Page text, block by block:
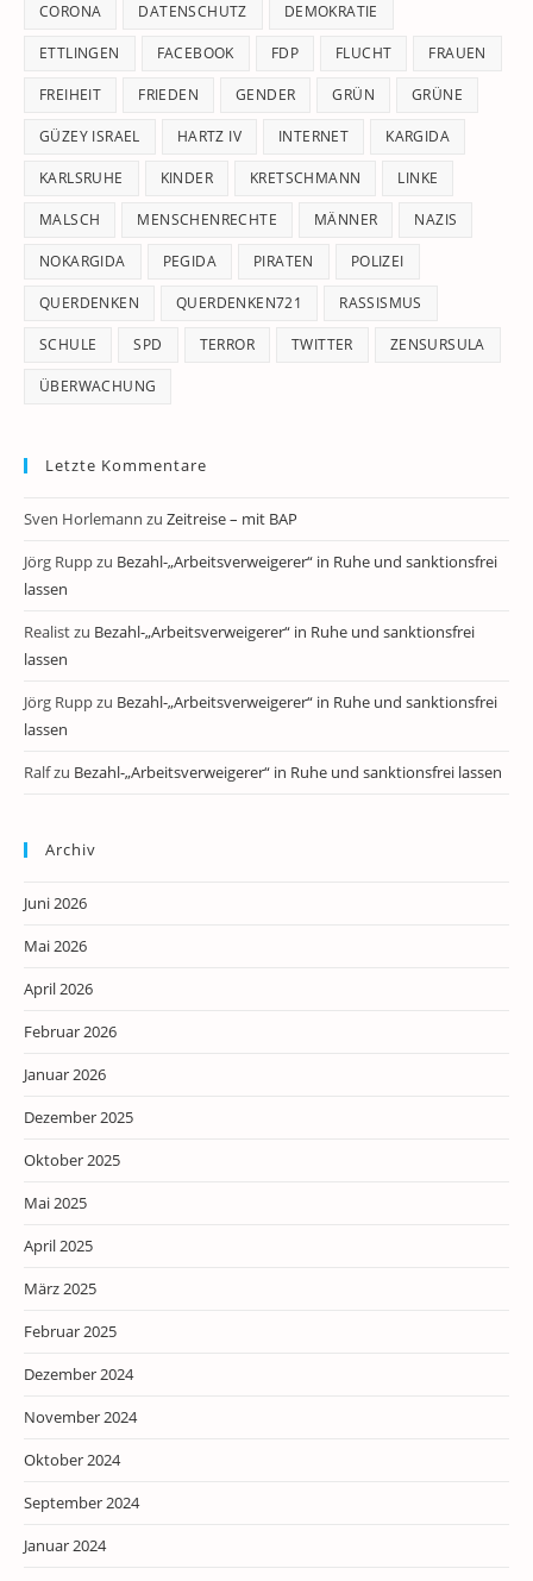
CORONA DATENSCHUTZ DEMOKRATIE
ETTLINGEN FACEBOOK FDP FLUCHT FRAUEN
FREIHEIT FRIEDEN GENDER GRÜN GRÜNE
GÜZEY ISRAEL HARTZ IV INTERNET KARGIDA
KARLSRUHE KINDER KRETSCHMANN LINKE
MALSCH MENSCHENRECHTE MÄNNER NAZIS
NOKARGIDA PEGIDA PIRATEN POLIZEI
QUERDENKEN QUERDENKEN721 RASSISMUS
SCHULE SPD TERROR TWITTER ZENSURSULA
ÜBERWACHUNG
Letzte Kommentare
Sven Horlemann zu Zeitreise – mit BAP
Jörg Ruppzu Bezahl-„Arbeitsverweigerer“ in Ruhe und sanktionsfrei
lassen
Realistzu Bezahl-„Arbeitsverweigerer“ in Ruhe und sanktionsfrei
lassen
Jörg Ruppzu Bezahl-„Arbeitsverweigerer“ in Ruhe und sanktionsfrei
lassen
Ralfzu Bezahl-„Arbeitsverweigerer“ in Ruhe und sanktionsfrei lassen
Archiv
Juni 2026
Mai 2026
April 2026
Februar 2026
Januar 2026
Dezember 2025
Oktober 2025
Mai 2025
April 2025
März 2025
Februar 2025
Dezember 2024
November 2024
Oktober 2024
September 2024
Januar 2024